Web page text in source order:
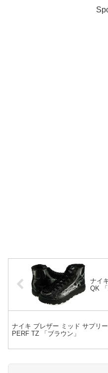
ナイ
QK
ナイキ ブレザー ミッド サプリ
PERF TZ 「ブラウン」